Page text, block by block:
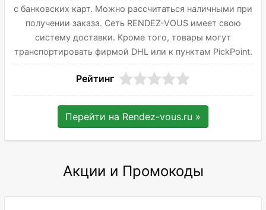
с банковских карт. Можно рассчитаться наличными при
получении заказа. Сеть RENDEZ-VOUS имеет свою
систему доставки. Кроме того, товары могут
транспортировать фирмой DHL или к пунктам PickPoint.
Рейтинг
Перейти на Rendez-vous.ru »
Акции и Промокоды